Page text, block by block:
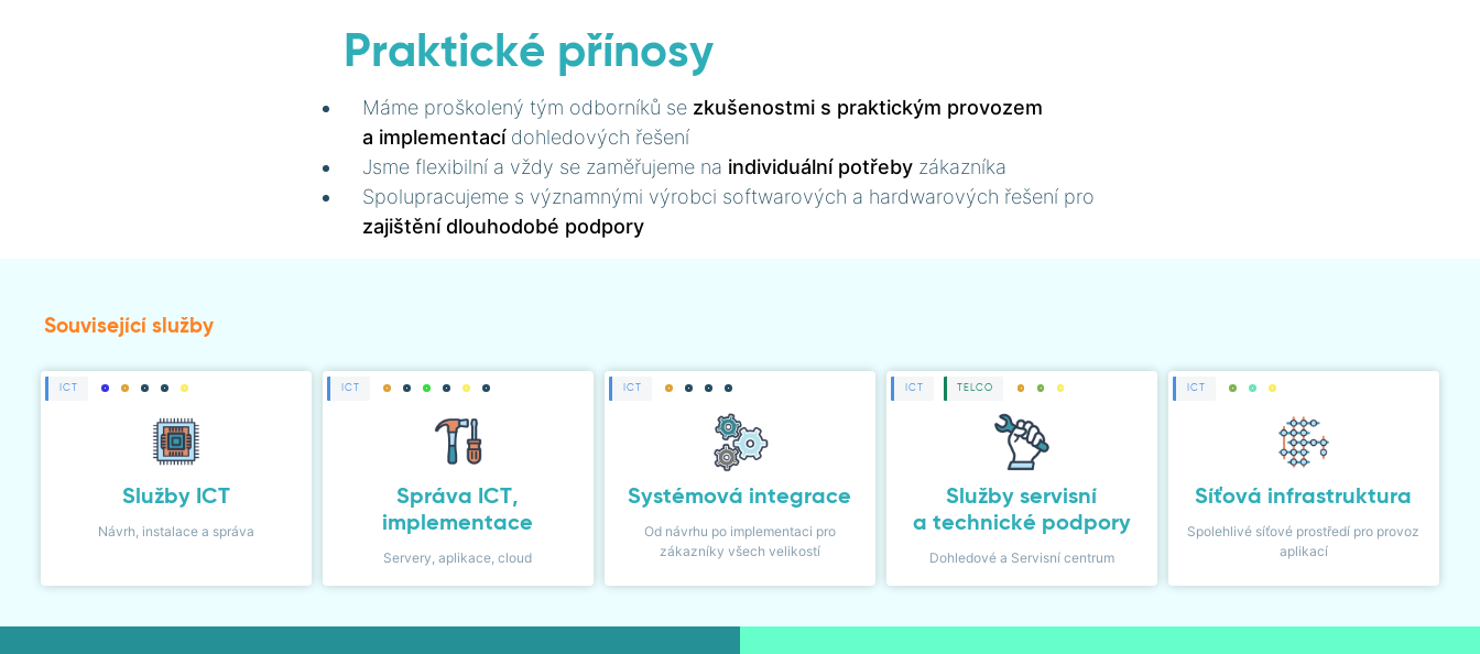
Praktické přínosy
Máme proškolený tým odborníků se zkušenostmi s praktickým provozem
a implementacídohledových řešení
Jsme flexibilní a vždy se zaměřujeme na individuální potřeby zákazníka
Spolupracujeme s významnými výrobci softwarových a hardwarových řešení pro
zajištění dlouhodobé podpory
Související služby
ICT
Služby ICT
Návrh, instalace a správa
ICT
Správa ICT,
implementace
Servery, aplikace, cloud
ICT
Systémová integrace
Od návrhu po implementaci pro
zákazníky všech velikostí
ICT TELCO
Služby servisní
a technické podpory
Dohledové a Servisní centrum
ICT
Síťová infrastruktura
Spolehlivé síťové prostředí pro provoz
aplikací